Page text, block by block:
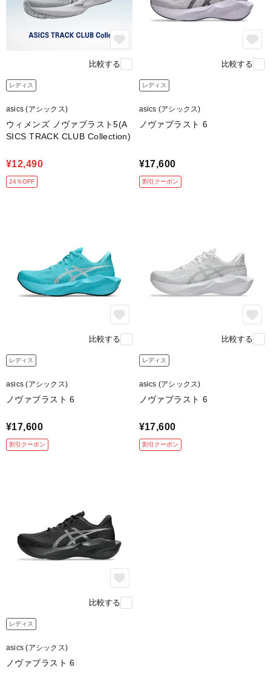
比較する
レディス
asics (アシックス)
ウィメンズ ノヴァブラスト5(A
SICS TRACK CLUB Collection)
¥12,490
24％OFF
比較する
レディス
asics (アシックス)
ノヴァブラスト 6
¥17,600
割引クーポン
比較する
レディス
asics (アシックス)
ノヴァブラスト 6
¥17,600
割引クーポン
比較する
レディス
asics (アシックス)
ノヴァブラスト 6
¥17,600
割引クーポン
比較する
レディス
asics (アシックス)
ノヴァブラスト 6